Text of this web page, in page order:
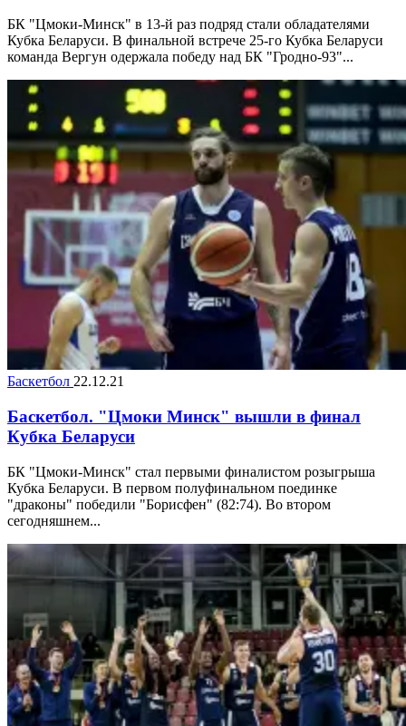
БК "Цмоки-Минск" в 13-й раз подряд стали обладателями
Кубка Беларуси. В финальной встрече 25-го Кубка Беларуси
команда Вергун одержала победу над БК "Гродно-93"...
Баскетбол 22.12.21
Баскетбол. "Цмоки Минск" вышли в финал
Кубка Беларуси
БК "Цмоки-Минск" стал первыми финалистом розыгрыша
Кубка Беларуси. В первом полуфинальном поединке
"драконы" победили "Борисфен" (82:74). Во втором
сегодняшнем...